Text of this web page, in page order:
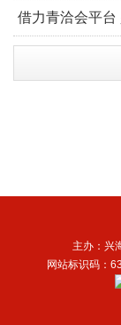
借力青洽会平
主办：
网站标识码：